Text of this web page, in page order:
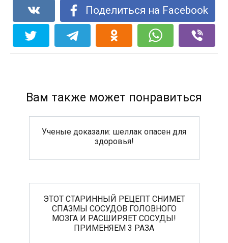
Поделиться на Facebook
Вам также может понравиться
Ученые доказали: шеллак опасен для
здоровья!
ЭТОТ СТАРИННЫЙ РЕЦЕПТ СНИМЕТ
СПАЗМЫ СОСУДОВ ГОЛОВНОГО
МОЗГА И РАСШИРЯЕТ СОСУДЫ!
ПРИМЕНЯЕМ 3 РАЗА